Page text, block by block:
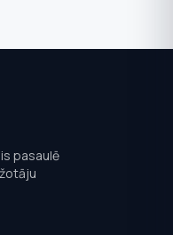
pasaulē